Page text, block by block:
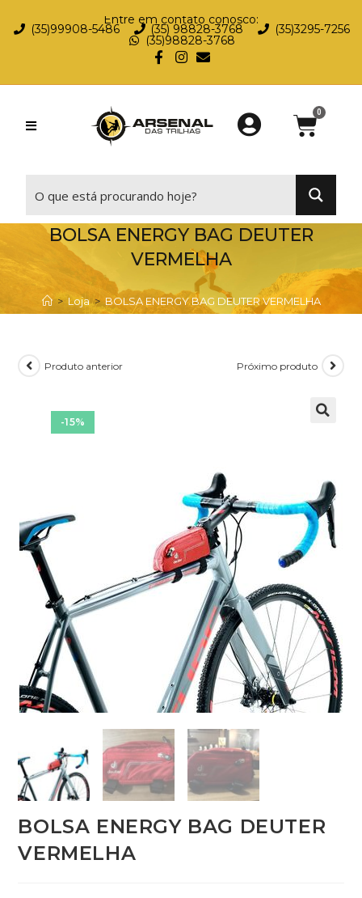
Entre em contato conosco:
(35)99908-5486 (35) 98828-3768 (35)3295-7256
(35)98828-3768
BOLSA ENERGY BAG DEUTER
VERMELHA
> Loja > BOLSA ENERGY BAG DEUTER VERMELHA
-15%
Produto anterior Próximo produto
BOLSA ENERGY BAG DEUTER
VERMELHA